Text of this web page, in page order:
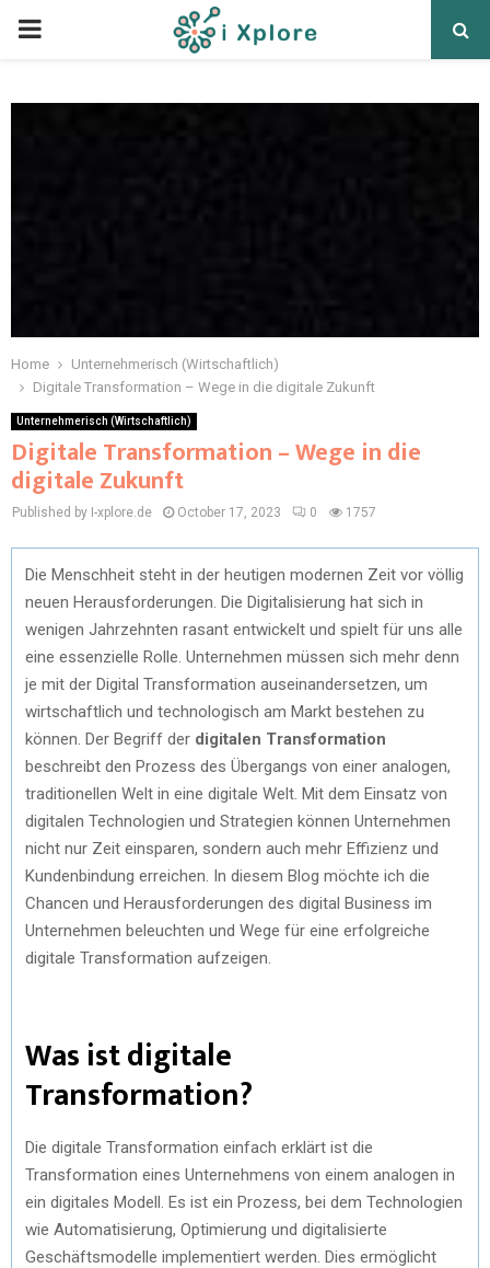
Home
Unternehmerisch (Wirtschaftlich)
Digitale Transformation – Wege in die digitale Zukunft
Unternehmerisch (Wirtschaftlich)
Digitale Transformation – Wege in die
digitale Zukunft
Published by I-xplore.de October 17, 2023 0 1757
Die Menschheit steht in der heutigen modernen Zeit vor völlig
neuen Herausforderungen. Die Digitalisierung hat sich in
wenigen Jahrzehnten rasant entwickelt und spielt für uns alle
eine essenzielle Rolle. Unternehmen müssen sich mehr denn
je mit der Digital Transformation auseinandersetzen, um
wirtschaftlich und technologisch am Markt bestehen zu
können. Der Begriff der digitalen Transformation
beschreibt den Prozess des Übergangs von einer analogen,
traditionellen Welt in eine digitale Welt. Mit dem Einsatz von
digitalen Technologien und Strategien können Unternehmen
nicht nur Zeit einsparen, sondern auch mehr Effizienz und
Kundenbindung erreichen. In diesem Blog möchte ich die
Chancen und Herausforderungen des digital Business im
Unternehmen beleuchten und Wege für eine erfolgreiche
digitale Transformation aufzeigen.
Was ist digitale
Transformation?
Die digitale Transformation einfach erklärt ist die
Transformation eines Unternehmens von einem analogen in
ein digitales Modell. Es ist ein Prozess, bei dem Technologien
wie Automatisierung, Optimierung und digitalisierte
Geschäftsmodelle implementiert werden. Dies ermöglicht